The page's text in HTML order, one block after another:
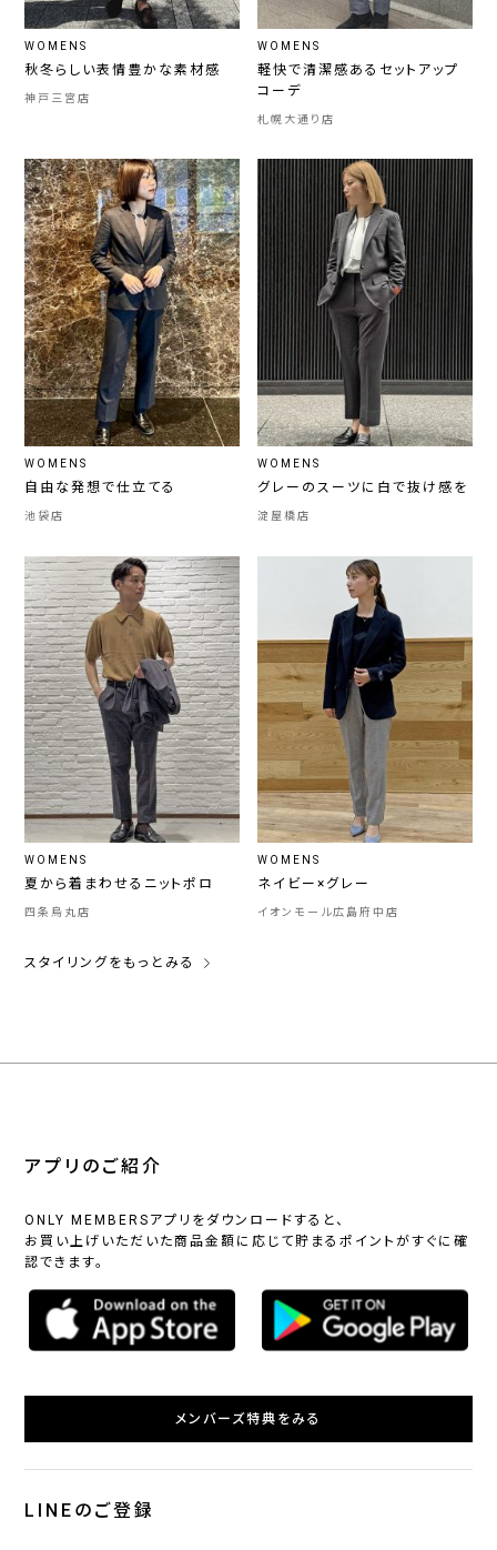
WOMENS
秋冬らしい表情豊かな素材感
神戸三宮店
WOMENS
軽快で清潔感あるセットアップ
コーデ
札幌大通り店
WOMENS
自由な発想で仕立てる
池袋店
WOMENS
グレーのスーツに白で抜け感を
淀屋橋店
WOMENS
夏から着まわせるニットポロ
四条烏丸店
WOMENS
ネイビー×グレー
イオンモール広島府中店
スタイリングをもっとみる
アプリのご紹介
ONLY MEMBERSアプリをダウンロードすると、
お買い上げいただいた商品金額に応じて貯まるポイントがすぐに確
認できます。
メンバーズ特典をみる
LINEのご登録